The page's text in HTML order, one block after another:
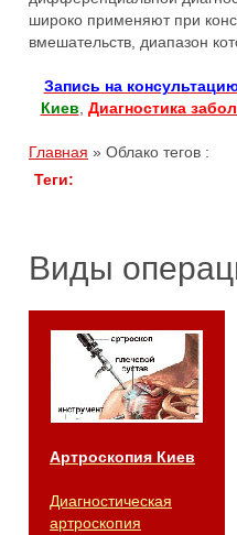
широко применяют при
вмешательств, диапазон
Запись на
Киев Диагностика
Главная » Облако тегов :
Теги:
Виды
Артроскопия Киев
Диагностическая
артроскопия